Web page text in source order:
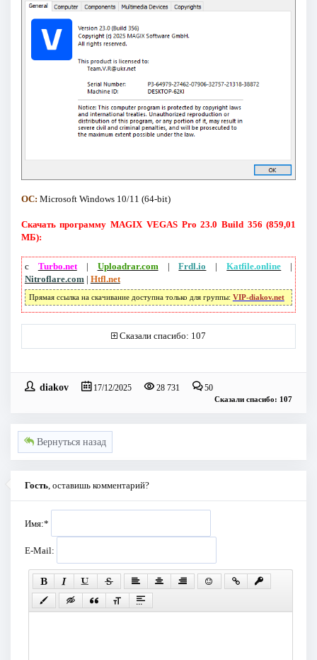
ОС: Microsoft Windows 10/11 (64-bit)
Скачать программу MAGIX VEGAS Pro 23.0 Build 356 (859,01
МБ):
с Turbo.net| Uploadrar.com |Frdl.io |Katfile.online |
Nitroflare.com | Htfl.net
Прямая ссылка на скачивание доступна только для группы: VIP-diakov.net
Сказали спасибо: 107
diakov 17/12/2025 28 731 50
Сказали спасибо: 107
Вернуться назад
Гость , оставишь комментарий?
Имя:*
E-Mail: